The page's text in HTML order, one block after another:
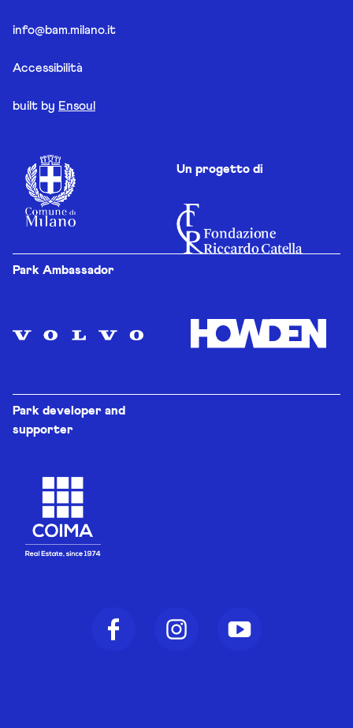
info@bam.milano.it
Accessibilità
built by Ensoul
Un progetto di
Park Ambassador
Park developer and
supporter